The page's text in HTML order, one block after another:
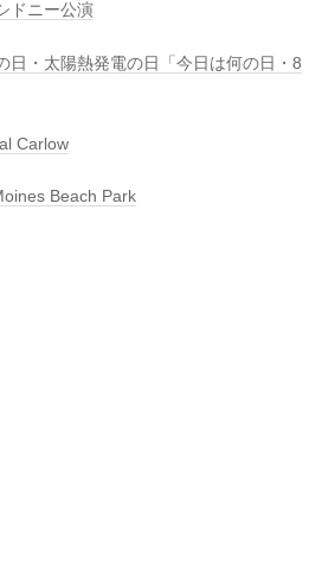
ドニー公演
日・太陽熱発電の日「今日は何の日・8
Carlow
Beach Park